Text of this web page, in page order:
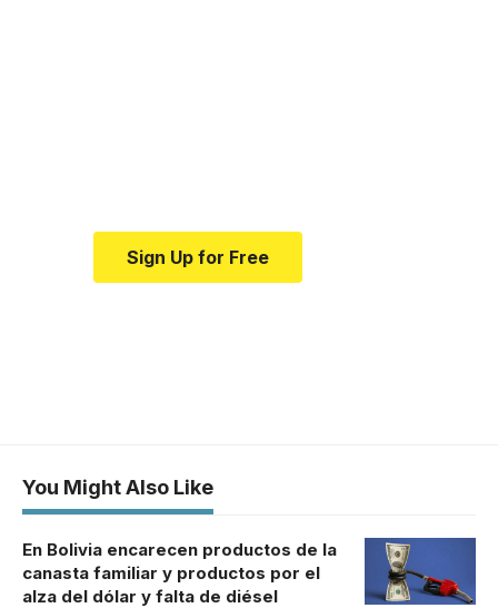
Sign Up for Free
You Might Also Like
En Bolivia encarecen productos de la
canasta familiar y productos por el
alza del dólar y falta de diésel